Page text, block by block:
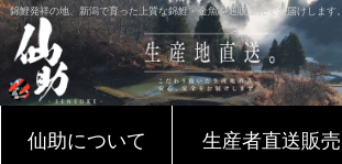
錦鯉発祥の地、新潟で育った上質な錦鯉・金魚を通販販売でお届けします。
仙助について 生産者直送販売